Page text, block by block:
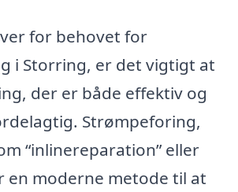
for behovet for
i Storring, er det vigtigt at
der er både effektiv og
Strømpeforing,
“inlinereparation” eller
en moderne metode til at